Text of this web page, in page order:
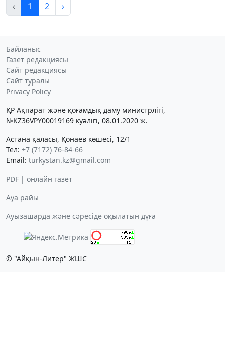
‹ 1 2 ›
Байланыс
Газет редакциясы
Сайт редакциясы
Сайт туралы
Privacy Policy
ҚР Ақпарат және қоғамдық даму министрлігі,
№KZ36VPY00019169 куәлігі, 08.01.2020 ж.
Астана қаласы, Қонаев көшесі, 12/1
Тел: +7 (7172) 76-84-66
Email: turkystan.kz@gmail.com
PDF | онлайн газет
Ауа райы
Ауызашарда және сәресіде оқылатын дұға
© "Айқын-Литер" ЖШС